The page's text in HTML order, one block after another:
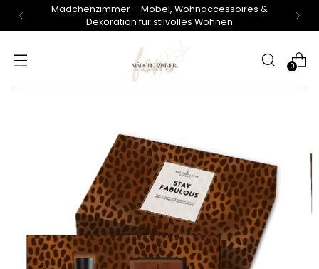
Mädchenzimmer – Möbel, Wohnaccessoires &
Dekoration für stilvolles Wohnen
0